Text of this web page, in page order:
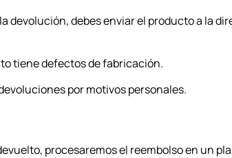
devolución, debes enviar el producto a la
tiene defectos de fabricación.
por motivos personales.
procesaremos el reembolso en un